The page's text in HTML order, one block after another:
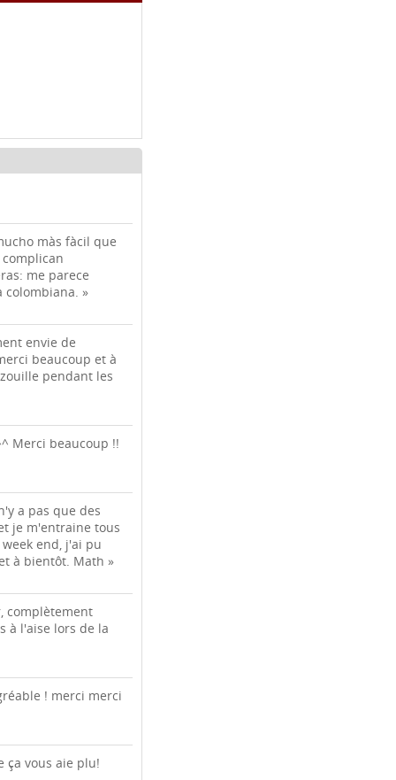
màs fàcil que
me parece
colombiana. »
envie de
beaucoup et à
pendant les
Merci beaucoup !!
a pas que des
je m'entraine tous
end, j'ai pu
à bientôt. Math »
complètement
à l'aise lors de la
! merci merci
ça vous aie plu!